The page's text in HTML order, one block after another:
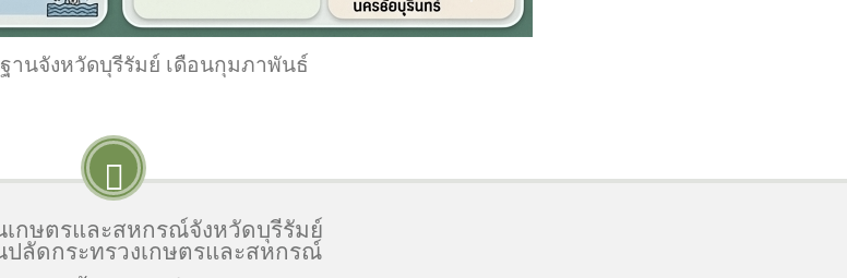
านจังหวัดบุรีรัมย์ เดือนกุมภาพันธ์
เกษตรและสหกรณ์จังหวัดบุรีรัมย์
ปลัดกระทรวงเกษตรและสหกรณ์